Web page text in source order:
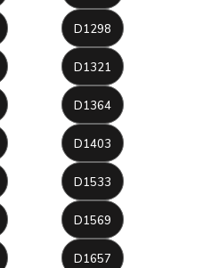
D1298
D1321
D1364
D1403
D1533
D1569
D1657